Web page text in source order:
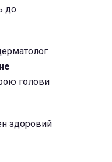
до
голови
здоровий